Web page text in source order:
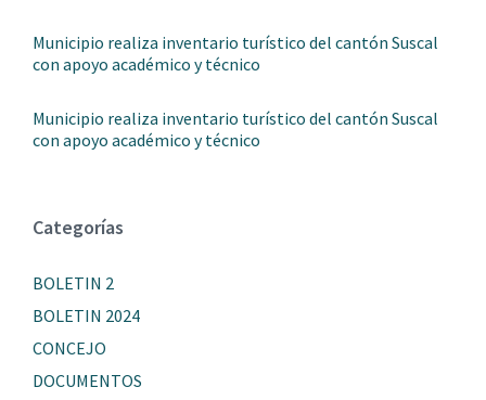
Municipio realiza inventario turístico del cantón Suscal
con apoyo académico y técnico
Municipio realiza inventario turístico del cantón Suscal
con apoyo académico y técnico
Categorías
BOLETIN 2
BOLETIN 2024
CONCEJO
DOCUMENTOS